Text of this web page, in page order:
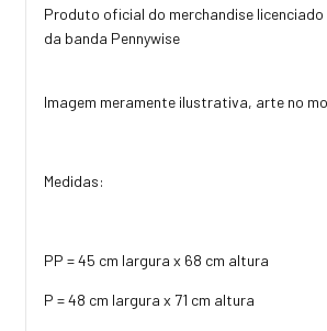
Produto oficial do merchandise
da banda Pennywise
Imagem meramente ilustrativa, arte no
Medidas:
PP = 45 cm largura x 68 cm altura
P = 48 cm largura x 71 cm altura